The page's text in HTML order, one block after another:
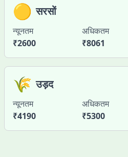
🟡 सरसों
न्यूनतम
₹2600
अधिकतम
₹8061
🌾 उड़द
न्यूनतम
₹4190
अधिकतम
₹5300